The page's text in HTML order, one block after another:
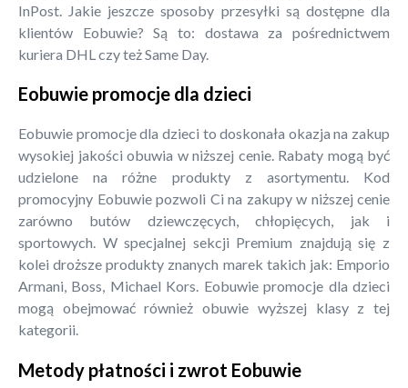
InPost. Jakie jeszcze sposoby przesyłki są dostępne dla
klientów Eobuwie? Są to: dostawa za pośrednictwem
kuriera DHL czy też Same Day.
Eobuwie promocje dla dzieci
Eobuwie promocje dla dzieci to doskonała okazja na zakup
wysokiej jakości obuwia w niższej cenie. Rabaty mogą być
udzielone na różne produkty z asortymentu. Kod
promocyjny Eobuwie pozwoli Ci na zakupy w niższej cenie
zarówno butów dziewczęcych, chłopięcych, jak i
sportowych. W specjalnej sekcji Premium znajdują się z
kolei droższe produkty znanych marek takich jak: Emporio
Armani, Boss, Michael Kors. Eobuwie promocje dla dzieci
mogą obejmować również obuwie wyższej klasy z tej
kategorii.
Metody płatności i zwrot Eobuwie